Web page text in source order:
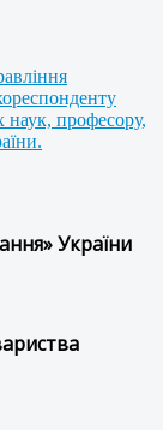
професору,
України